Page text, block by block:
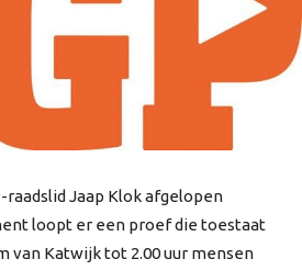
raadslid Jaap Klok afgelopen
loopt er een proef die toestaat
van Katwijk tot 2.00 uur mensen